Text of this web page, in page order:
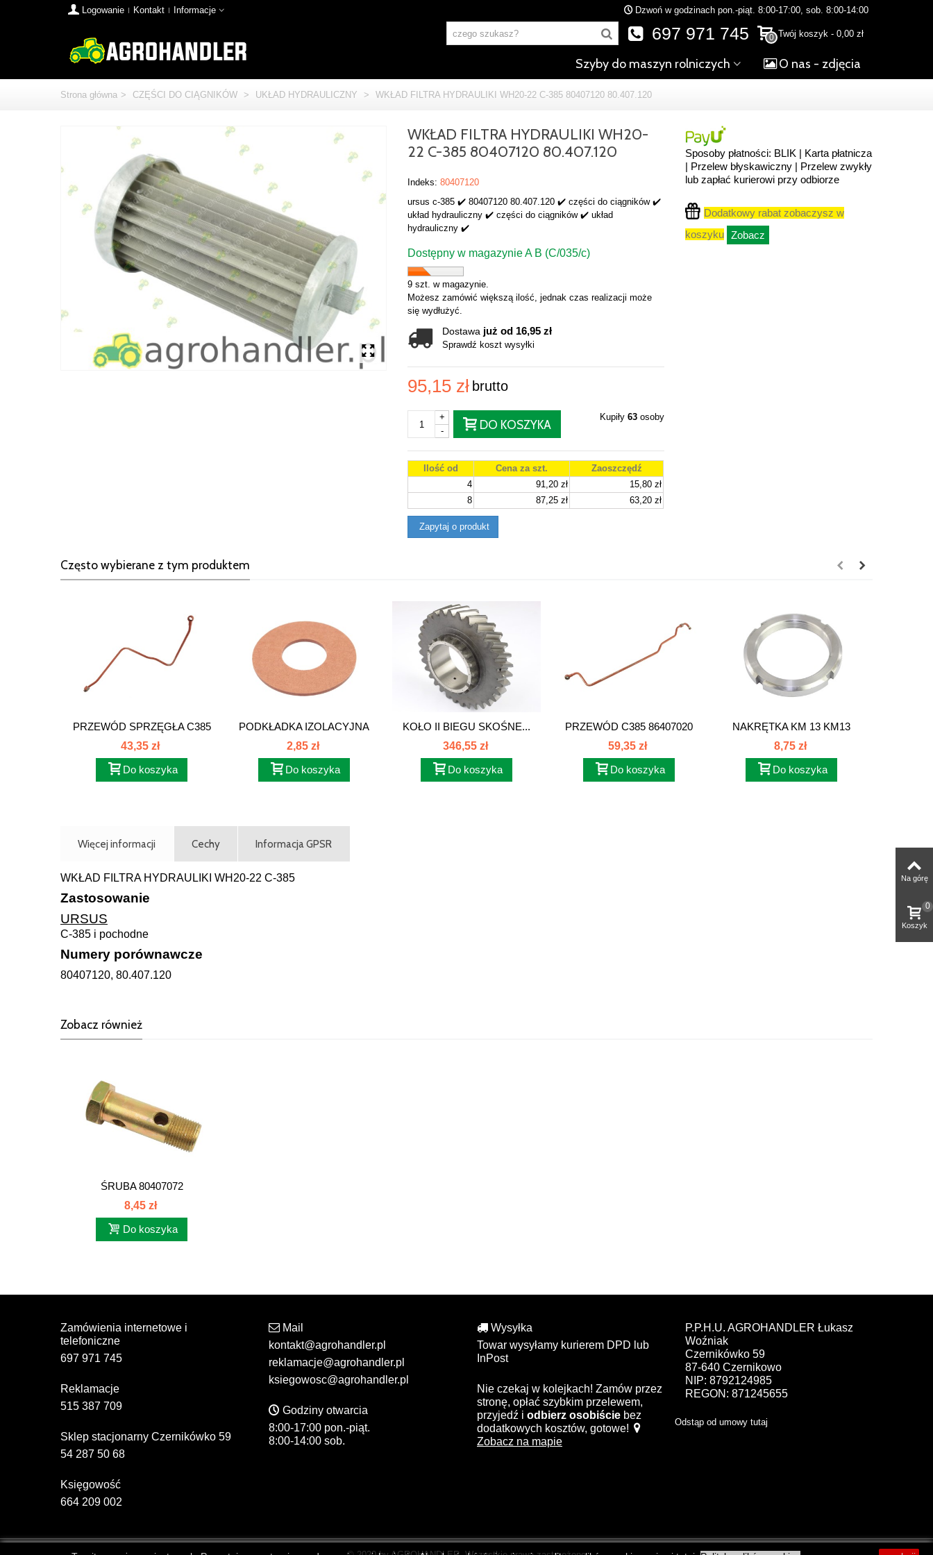
Logowanie Kontakt Informacje Dzwoń w godzinach pon.-piąt. 8:00-17:00, sob. 8:00-14:00
0 Twój koszyk - 0,00 zł
697 971 745
Szyby do maszyn rolniczych O nas - zdjęcia
Strona główna > CZĘŚCI DO CIĄGNIKÓW > UKŁAD HYDRAULICZNY > WKŁAD FILTRA HYDRAULIKI WH20-22 C-385 80407120 80.407.120
WKŁAD FILTRA HYDRAULIKI WH20-
22 C-385 80407120 80.407.120
Indeks: 80407120
ursus c-385 ✔️ 80407120 80.407.120 ✔️ części do ciągników ✔️
układ hydrauliczny ✔️ części do ciągników ✔️ układ
hydrauliczny ✔️
Dostępny w magazynie A B (C/035/c)
9 szt. w magazynie.
Możesz zamówić większą ilość, jednak czas realizacji może
się wydłużyć.
Dostawa już od 16,95 zł
Sprawdź koszt wysyłki
95,15 zł brutto
-
+
DO KOSZYKA
Kupiły 63osoby
Ilość od Cena za szt.
Zaoszczędź
4
91,20 zł
15,80 zł
8
87,25 zł 63,20 zł
Zapytaj o produkt
Sposoby płatności: BLIK | Karta płatnicza
| Przelew błyskawiczny | Przelew zwykły
lub zapłać kurierowi przy odbiorze
Dodatkowy rabat zobaczysz w
koszyku Zobacz
Często wybierane z tym produktem
PRZEWÓD SPRZĘGŁA C385
. 80147050
43,35 zł
Do koszyka
PODKŁADKA IZOLACYJNA
80021054
2,85 zł
Do koszyka
KOŁO II BIEGU SKOŚNE...
346,55 zł
Do koszyka
PRZEWÓD C385 86407020
59,35 zł
Do koszyka
NAKRĘTKA KM 13 KM13
8,75 zł
Do koszyka
Więcej informacji Cechy Informacja GPSR
WKŁAD FILTRA HYDRAULIKI WH20-22 C-385
Zastosowanie
URSUS
C-385 i pochodne
Numery porównawcze
80407120, 80.407.120
Zobacz również
ŚRUBA 80407072
8,45 zł
Do koszyka
Zamówienia internetowe i
telefoniczne
697 971 745
Reklamacje
515 387 709
Sklep stacjonarny Czernikówko 59
54 287 50 68
Księgowość
664 209 002
Mail
kontakt@agrohandler.pl
reklamacje@agrohandler.pl
ksiegowosc@agrohandler.pl
Godziny otwarcia
8:00-17:00 pon.-piąt.
8:00-14:00 sob.
Wysyłka
Towar wysyłamy kurierem DPD lub
InPost
Nie czekaj w kolejkach! Zamów przez
stronę, opłać szybkim przelewem,
przyjedź i odbierz osobiście bez
dodatkowych kosztów, gotowe!
Zobacz na mapie
P.P.H.U. AGROHANDLER Łukasz
Woźniak
Czernikówko 59
87-640 Czernikowo
NIP: 8792124985
REGON: 871245655
Odstąp od umowy tutaj
Na górę
Koszyk
0